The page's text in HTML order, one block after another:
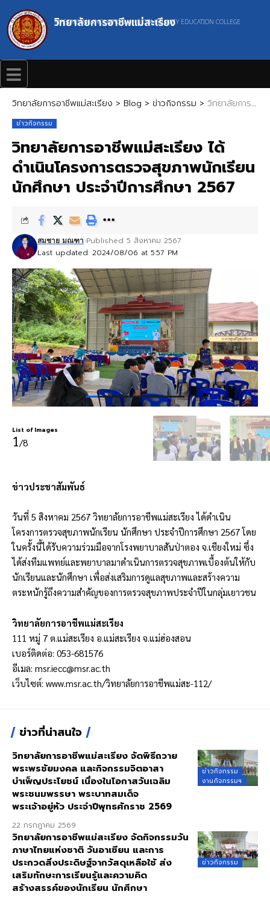
วิทยาลัยการอาชีพแม่สะเรียง
MAESARIANG INDUSTRIAL AND COMMUNITY EDUCATION COLLEGE
วิทยาลัยการอาชีพแม่สะเรียง > Blog > ข่าวกิจกรรม > วิทยาลัยการอาชีพแม่สะเรียง ได้ดำเนินโครงการตรวจสุขภาพนักเรียน นักศึกษา ประจำปีการศึกษา 2567
ข่าวกิจกรรม
วิทยาลัยการอาชีพแม่สะเรียง ได้
ดำเนินโครงการตรวจสุขภาพนักเรียน
นักศึกษา ประจำปีการศึกษา 2567
Last updated: 2024/08/06 at 5:57 PM
สมชาย มณฑา Published 5 สิงหาคม 2567
List of Images
1/8
ข่าวประชาสัมพันธ์
วันที่ 5 สิงหาคม 2567 วิทยาลัยการอาชีพแม่สะเรียง ได้ดำเนิน
โครงการตรวจสุขภาพนักเรียน นักศึกษา ประจำปีการศึกษา 2567 โดย
ในครั้งนี้ได้รับความร่วมมือจากโรงพยาบาลสันป่าตอง จ.เชียงใหม่ ซึ่ง
ได้ส่งทีมแพทย์และพยาบาลมาดำเนินการตรวจสุขภาพเบื้องต้นให้กับ
นักเรียนและนักศึกษา เพื่อส่งเสริมการดูแลสุขภาพและสร้างความ
ตระหนักรู้ถึงความสำคัญของการตรวจสุขภาพประจำปีในกลุ่มเยาวชน
วิทยาลัยการอาชีพแม่สะเรียง
111 หมู่ 7 ต.แม่สะเรียง อ.แม่สะเรียง จ.แม่ฮ่องสอน
เบอร์ติดต่อ: 053-681576
อีเมล: msr.iecc@msr.ac.th
เว็บไซต์: www.msr.ac.th/วิทยาลัยการอาชีพแม่สะ-112/
ข่าวที่น่าสนใจ
ข่าวกิจกรรม
งานกิจกรรมฯ
วิทยาลัยการอาชีพแม่สะเรียง จัดพิธีถวาย
พระพรชัยมงคล และกิจกรรมจิตอาสา
บำเพ็ญประโยชน์ เนื่องในโอกาสวันเฉลิม
พระชนมพรรษา พระบาทสมเด็จ
พระเจ้าอยู่หัว ประจำปีพุทธศักราช 2569
22 กรกฎาคม 2569
ข่าวกิจกรรม
วิทยาลัยการอาชีพแม่สะเรียง จัดกิจกรรมวัน
ภาษาไทยแห่งชาติ วันอาเซียน และการ
ประกวดสิ่งประดิษฐ์จากวัสดุเหลือใช้ ส่ง
เสริมทักษะการเรียนรู้และความคิด
สร้างสรรค์ของนักเรียน นักศึกษา